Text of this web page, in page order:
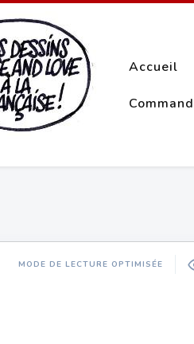
Accueil
MODE DE LECTURE OPTIMISÉE